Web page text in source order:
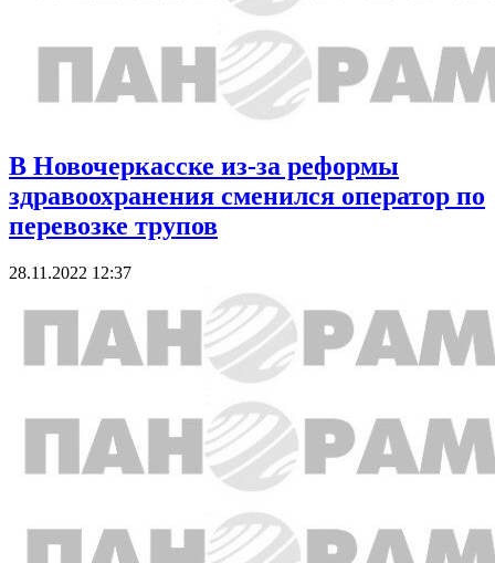
В Новочеркасске из-за реформы
здравоохранения сменился оператор по
перевозке трупов
28.11.2022 12:37